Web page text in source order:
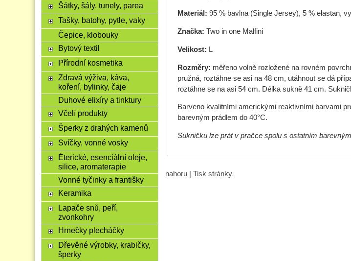
Materiál: 95 % bavlna (Single Jersey), 5 % elastan,
Značka: Two in one Malfini
Velikost: L
Rozměry: měřeno volně rozložené na rovném
pružná, roztáhne se asi na 48 cm, utáhnout se dá
roztáhne se na asi 54 cm. Délka sukně 41 cm.
Barveno kvalitními americkými reaktivními barvami
barevným prádlem do 40°C.
Sukničku lze prát v pračce spolu s ostatním
nahoru Tisk stránky
Šátky, šály, tunely, parea
Tašky, batohy, pytle, vaky
Čepice, klobouky
Bytový textil
Přírodní kosmetika
Zdravá výživa, káva,
koření, bylinky, čaje
Duhové elixíry a tinktury
Včelí produkty
Šperky z drahých kamenů
Svíčky, vonné vosky
Éterické, esenciální oleje,
silice, aromaterapie
Vonné tyčinky a františky
Keramika
Lapače snů, peří,
zvonkohry
Hrnečky plecháčky
Dřevěné výrobky, krabičky,
šperky